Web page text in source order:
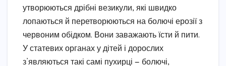
утворюються дрібні везикули, які швидко
лопаються й перетворюються на болючі ерозії з
червоним обідком. Вони заважають їсти й пити.
У статевих органах у дітей і дорослих
з’являються такі самі пухирці — болючі,